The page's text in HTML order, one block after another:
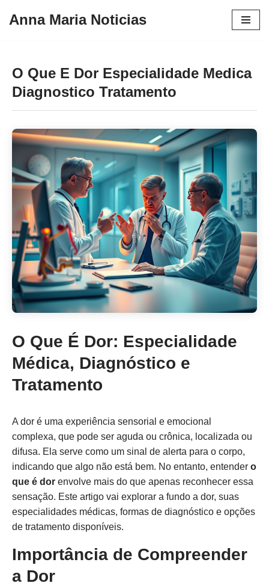
conteúdo
Anna Maria Noticias
O Que E Dor Especialidade Medica
Diagnostico Tratamento
O Que É Dor: Especialidade
Médica, Diagnóstico e
Tratamento
A dor é uma experiência sensorial e emocional
complexa, que pode ser aguda ou crônica, localizada ou
difusa. Ela serve como um sinal de alerta para o corpo,
indicando que algo não está bem. No entanto, entender o
que é dor envolve mais do que apenas reconhecer essa
sensação. Este artigo vai explorar a fundo a dor, suas
especialidades médicas, formas de diagnóstico e opções
de tratamento disponíveis.
Importância de Compreender
a Dor